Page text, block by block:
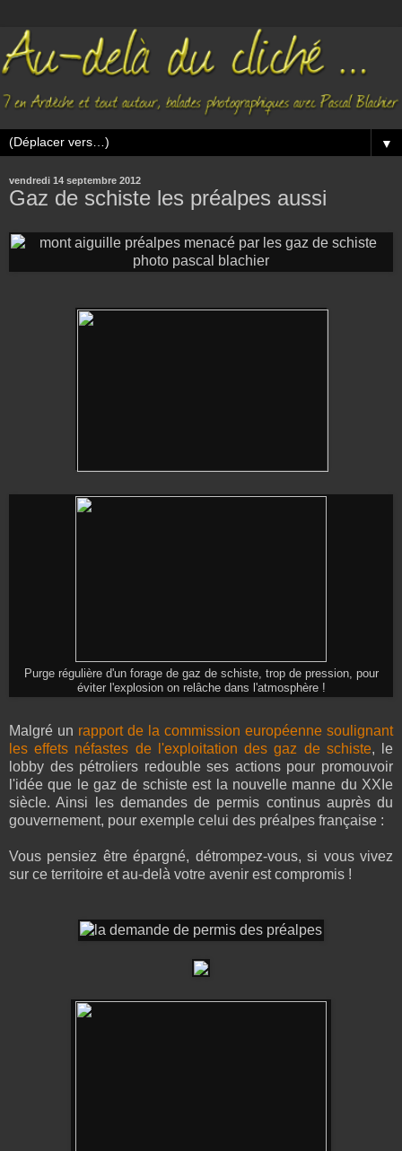
▼
vendredi 14 septembre 2012
Gaz de schiste les préalpes aussi
Purge régulière d'un forage de gaz de schiste, trop de pression, pour
éviter l'explosion on relâche dans l'atmosphère !
Malgré un rapport de la commission européenne soulignant
les effets néfastes de l'exploitation des gaz de schiste, le
lobby des pétroliers redouble ses actions pour promouvoir
l'idée que le gaz de schiste est la nouvelle manne du XXIe
siècle. Ainsi les demandes de permis continus auprès du
gouvernement, pour exemple celui des préalpes française :
Vous pensiez être épargné, détrompez-vous, si vous vivez
sur ce territoire et au-delà votre avenir est compromis !